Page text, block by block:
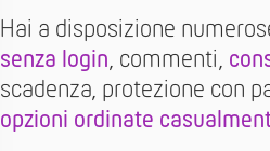
Hai a disposizione
senza login, commenti,
scadenza, protezione con
opzioni ordinate